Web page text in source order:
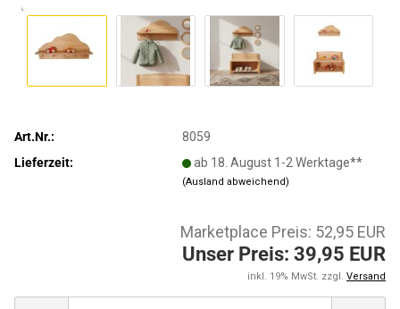
Art.Nr.:
8059
Lieferzeit:
ab 18. August 1-2 Werktage**
(Ausland abweichend)
Marketplace Preis: 52,95 EUR
Unser Preis: 39,95 EUR
inkl. 19% MwSt. zzgl. Versand